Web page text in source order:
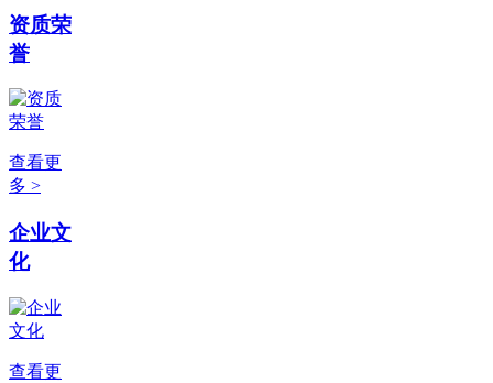
资质荣
誉
查看更
多 >
企业文
化
查看更